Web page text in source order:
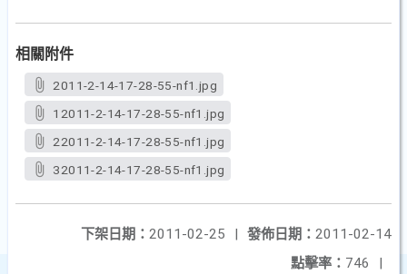
相關附件
2011-2-14-17-28-55-nf1.jpg
12011-2-14-17-28-55-nf1.jpg
22011-2-14-17-28-55-nf1.jpg
32011-2-14-17-28-55-nf1.jpg
發佈日期： 2011-02-14
下架日期： 2011-02-25
|
點擊率： 746 |